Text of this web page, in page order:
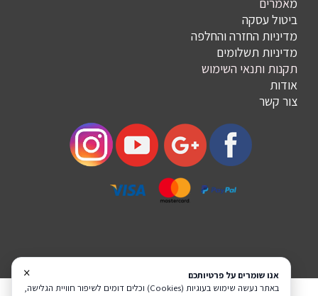
ביטול עסקה
מדיניות החזרה והחלפה
מדיניות תשלומים
תקנות ותנאי השימוש
אודות
צור קשר
×
אנו שומרים על פרטיותכם
באתר נעשה שימוש בעוגיות (Cookies) וכלים דומים לשיפור חוויית הגלישה,